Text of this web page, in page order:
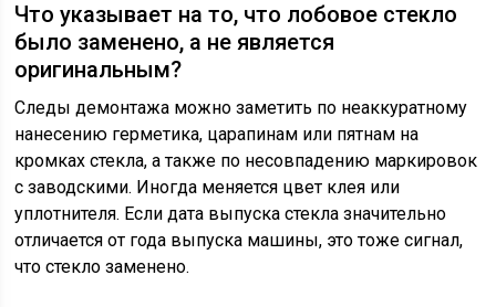
Что указывает на то, что лобовое стекло
было заменено, а не является
оригинальным?
Следы демонтажа можно заметить по неаккуратному
нанесению герметика, царапинам или пятнам на
кромках стекла, а также по несовпадению маркировок
с заводскими. Иногда меняется цвет клея или
уплотнителя. Если дата выпуска стекла значительно
отличается от года выпуска машины, это тоже сигнал,
что стекло заменено.